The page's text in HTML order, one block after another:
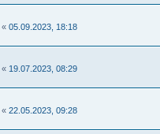
« 05.09.2023, 18:18
« 19.07.2023, 08:29
« 22.05.2023, 09:28